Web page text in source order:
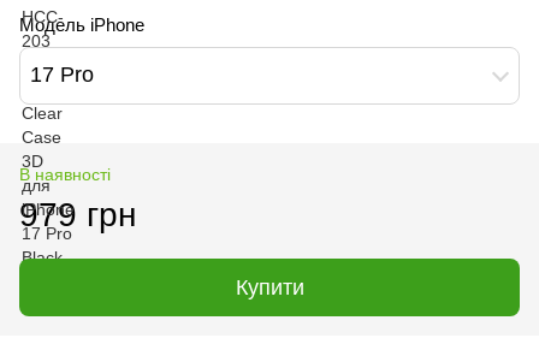
Модель iPhone
17 Pro
В наявності
979 грн
Купити